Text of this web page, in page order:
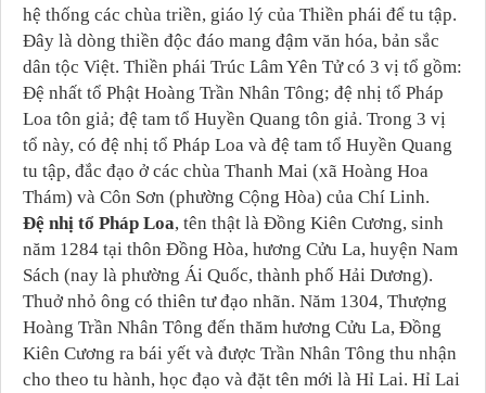
hệ thống các chùa triền, giáo lý của Thiền phái để tu tập.
Đây là dòng thiền độc đáo mang đậm văn hóa, bản sắc
dân tộc Việt. Thiền phái Trúc Lâm Yên Tử có 3 vị tổ gồm:
Đệ nhất tổ Phật Hoàng Trần Nhân Tông; đệ nhị tổ Pháp
Loa tôn giả; đệ tam tổ Huyền Quang tôn giả. Trong 3 vị
tổ này, có đệ nhị tổ Pháp Loa và đệ tam tổ Huyền Quang
tu tập, đắc đạo ở các chùa Thanh Mai (xã Hoàng Hoa
Thám) và Côn Sơn (phường Cộng Hòa) của Chí Linh.
Đệ nhị tổ Pháp Loa, tên thật là Đồng Kiên Cương, sinh
năm 1284 tại thôn Đồng Hòa, hương Cửu La, huyện Nam
Sách (nay là phường Ái Quốc, thành phố Hải Dương).
Thuở nhỏ ông có thiên tư đạo nhãn. Năm 1304, Thượng
Hoàng Trần Nhân Tông đến thăm hương Cửu La, Đồng
Kiên Cương ra bái yết và được Trần Nhân Tông thu nhận
cho theo tu hành, học đạo và đặt tên mới là Hỉ Lai. Hỉ Lai